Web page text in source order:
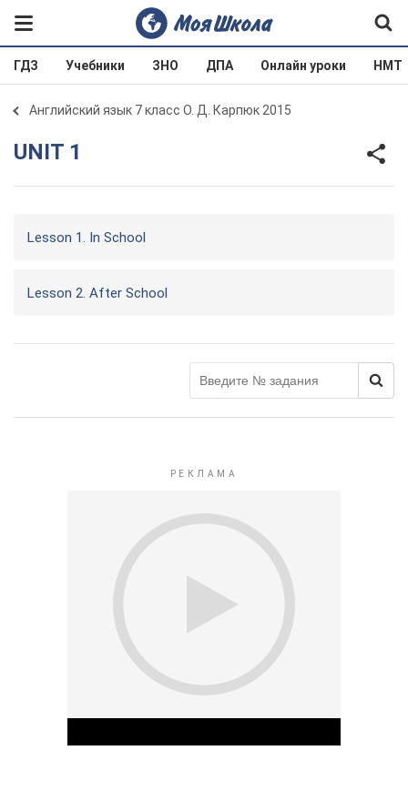
ГДЗ Учебники ЗНО ДПА Онлайн уроки НМТ
Английский язык 7 класс О. Д. Карпюк 2015
UNIT 1
Lesson 1. In School
Lesson 2. After School